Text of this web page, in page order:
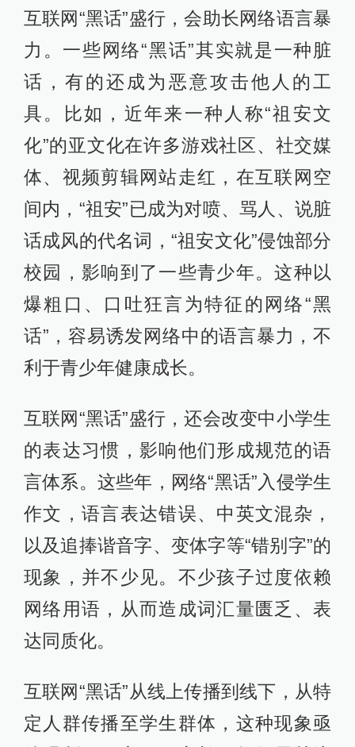
互联网“黑话”盛行，会助长网络语言暴
力。一些网络“黑话”其实就是一种脏
话，有的还成为恶意攻击他人的工
具。比如，近年来一种人称“祖安文
化”的亚文化在许多游戏社区、社交媒
体、视频剪辑网站走红，在互联网空
间内，“祖安”已成为对喷、骂人、说脏
话成风的代名词，“祖安文化”侵蚀部分
校园，影响到了一些青少年。这种以
爆粗口、口吐狂言为特征的网络“黑
话”，容易诱发网络中的语言暴力，不
利于青少年健康成长。
互联网“黑话”盛行，还会改变中小学生
的表达习惯，影响他们形成规范的语
言体系。这些年，网络“黑话”入侵学生
作文，语言表达错误、中英文混杂，
以及追捧谐音字、变体字等“错别字”的
现象，并不少见。不少孩子过度依赖
网络用语，从而造成词汇量匮乏、表
达同质化。
互联网“黑话”从线上传播到线下，从特
定人群传播至学生群体，这种现象亟